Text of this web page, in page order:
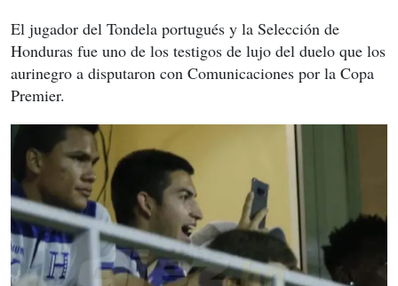
El jugador del Tondela portugués y la Selección de
Honduras fue uno de los testigos de lujo del duelo que los
aurinegro a disputaron con Comunicaciones por la Copa
Premier.